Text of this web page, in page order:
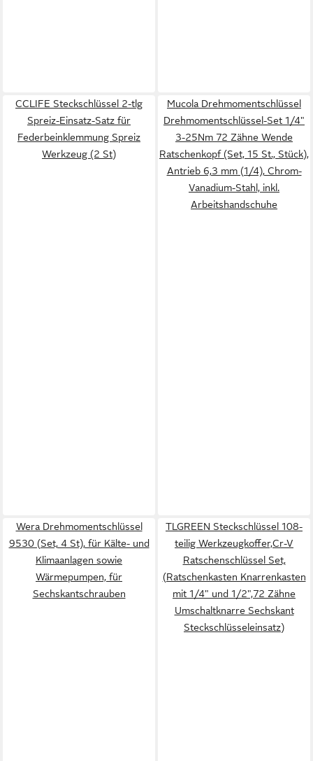
CCLIFE Steckschlüssel 2-tlg
Spreiz-Einsatz-Satz für
Federbeinklemmung Spreiz
Werkzeug (2 St)
Mucola Drehmomentschlüssel
Drehmomentschlüssel-Set 1/4"
3-25Nm 72 Zähne Wende
Ratschenkopf (Set, 15 St., Stück),
Antrieb 6,3 mm (1/4), Chrom-
Vanadium-Stahl, inkl.
Arbeitshandschuhe
Wera Drehmomentschlüssel
9530 (Set, 4 St), für Kälte- und
Klimaanlagen sowie
Wärmepumpen, für
Sechskantschrauben
TLGREEN Steckschlüssel 108-
teilig Werkzeugkoffer,Cr-V
Ratschenschlüssel Set,
(Ratschenkasten Knarrenkasten
mit 1/4" und 1/2",72 Zähne
Umschaltknarre Sechskant
Steckschlüsseleinsatz)